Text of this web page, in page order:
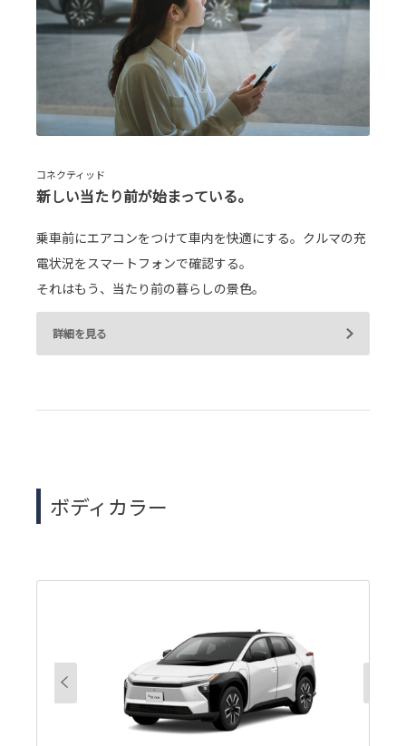
コネクティッド
新しい当たり前が始まっている。
乗車前にエアコンをつけて車内を快適にする。クルマの充
電状況をスマートフォンで確認する。
それはもう、当たり前の暮らしの景色。
詳細を見る
ボディカラー